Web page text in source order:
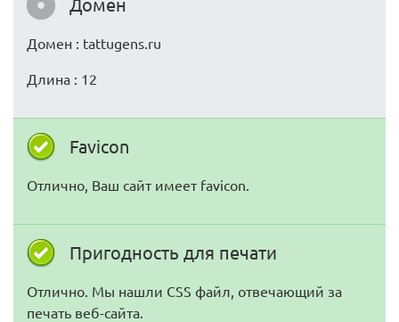
Домен : tattugens.ru
Длина : 12
Favicon
Отлично, Ваш сайт имеет favicon.
Пригодность для печати
Отлично. Мы нашли CSS файл, отвечающий за
печать веб-сайта.